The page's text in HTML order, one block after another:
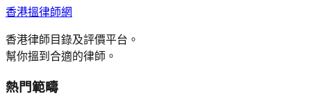
香港搵律師網
香港律師目錄及評價平台。
幫你搵到合適的律師。
熱門範疇